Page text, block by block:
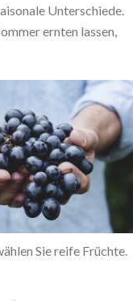
Unterschiede.
ernten lassen,
Sie reife Früchte.